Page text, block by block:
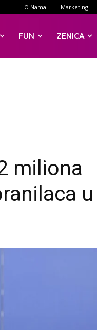
O Nama Marketing
FUN ZENICA
miliona
u